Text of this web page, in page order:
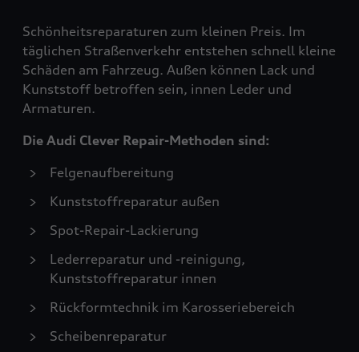
Schönheitsreparaturen zum kleinen Preis. Im
täglichen Straßenverkehr entstehen schnell kleine
Schäden am Fahrzeug. Außen können Lack und
Kunststoff betroffen sein, innen Leder und
Armaturen.
Die Audi Clever Repair-Methoden sind:
Felgenaufbereitung
Kunststoffreparatur außen
Spot-Repair-Lackierung
Lederreparatur und -reinigung,
Kunststoffreparatur innen
Rückformtechnik im Karosseriebereich
Scheibenreparatur